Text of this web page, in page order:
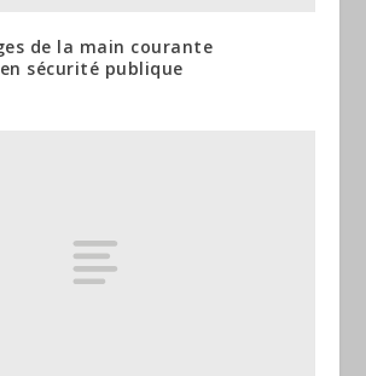
de la main courante
sécurité publique